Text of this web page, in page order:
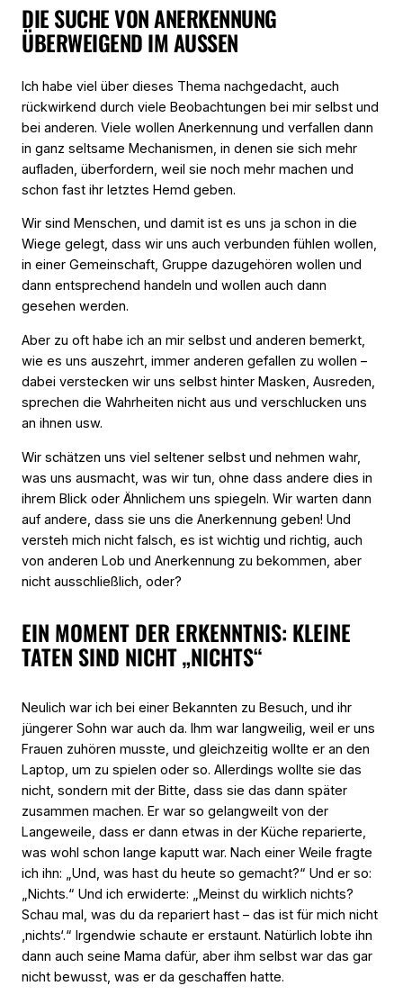
DIE SUCHE VON ANERKENNUNG
ÜBERWEIGEND IM AUSSEN
Ich habe viel über dieses Thema nachgedacht, auch
rückwirkend durch viele Beobachtungen bei mir selbst und
bei anderen. Viele wollen Anerkennung und verfallen dann
in ganz seltsame Mechanismen, in denen sie sich mehr
aufladen, überfordern, weil sie noch mehr machen und
schon fast ihr letztes Hemd geben.
Wir sind Menschen, und damit ist es uns ja schon in die
Wiege gelegt, dass wir uns auch verbunden fühlen wollen,
in einer Gemeinschaft, Gruppe dazugehören wollen und
dann entsprechend handeln und wollen auch dann
gesehen werden.
Aber zu oft habe ich an mir selbst und anderen bemerkt,
wie es uns auszehrt, immer anderen gefallen zu wollen –
dabei verstecken wir uns selbst hinter Masken, Ausreden,
sprechen die Wahrheiten nicht aus und verschlucken uns
an ihnen usw.
Wir schätzen uns viel seltener selbst und nehmen wahr,
was uns ausmacht, was wir tun, ohne dass andere dies in
ihrem Blick oder Ähnlichem uns spiegeln. Wir warten dann
auf andere, dass sie uns die Anerkennung geben! Und
versteh mich nicht falsch, es ist wichtig und richtig, auch
von anderen Lob und Anerkennung zu bekommen, aber
nicht ausschließlich, oder?
EIN MOMENT DER ERKENNTNIS: KLEINE
TATEN SIND NICHT „NICHTS“
Neulich war ich bei einer Bekannten zu Besuch, und ihr
jüngerer Sohn war auch da. Ihm war langweilig, weil er uns
Frauen zuhören musste, und gleichzeitig wollte er an den
Laptop, um zu spielen oder so. Allerdings wollte sie das
nicht, sondern mit der Bitte, dass sie das dann später
zusammen machen. Er war so gelangweilt von der
Langeweile, dass er dann etwas in der Küche reparierte,
was wohl schon lange kaputt war. Nach einer Weile fragte
ich ihn: „Und, was hast du heute so gemacht?“ Und er so:
„Nichts.“ Und ich erwiderte: „Meinst du wirklich nichts?
Schau mal, was du da repariert hast – das ist für mich nicht
‚nichts‘.“ Irgendwie schaute er erstaunt. Natürlich lobte ihn
dann auch seine Mama dafür, aber ihm selbst war das gar
nicht bewusst, was er da geschaffen hatte.